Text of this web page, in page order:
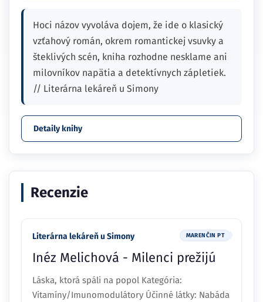
Hoci názov vyvoláva dojem, že ide o klasický
vzťahový román, okrem romantickej vsuvky a
šteklivých scén, kniha rozhodne nesklame ani
milovníkov napätia a detektívnych zápletiek.
// Literárna lekáreň u Simony
Detaily knihy
Recenzie
Literárna lekáreň u Simony MARENČIN PT
Inéz Melichová - Milenci prežijú
Láska, ktorá spáli na popol Kategória:
Vitamíny/Imunomodulátory Účinné látky: Nabáda